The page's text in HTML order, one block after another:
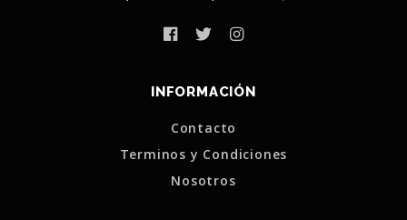
INFORMACIÓN
Contacto
Terminos y Condiciones
Nosotros